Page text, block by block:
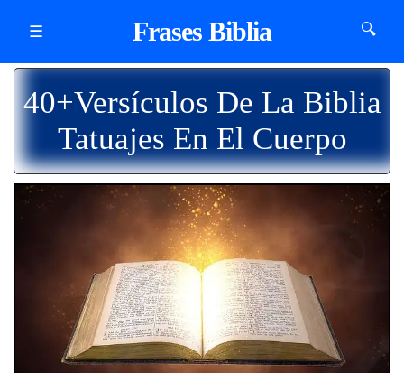
☰ Frases Biblia 🔍
40+Versículos De La Biblia
Tatuajes En El Cuerpo